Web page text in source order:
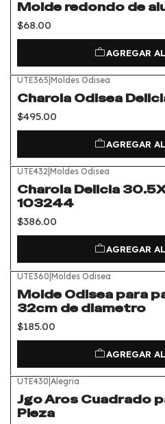
Molde redondo de
$68.00
AGREGAR
UTE365 Moldes Odisea
Charola Odisea
$495.00
AGREGAR
UTE432| Moldes Odisea
Charola Delicia
103244
$386.00
AGREGAR
UTE360 Moldes Odisea
Molde Odisea para
32cm de diametro
$185.00
AGREGAR
UTE430 Alegria
Jgo Aros Cuadrado
Pieza